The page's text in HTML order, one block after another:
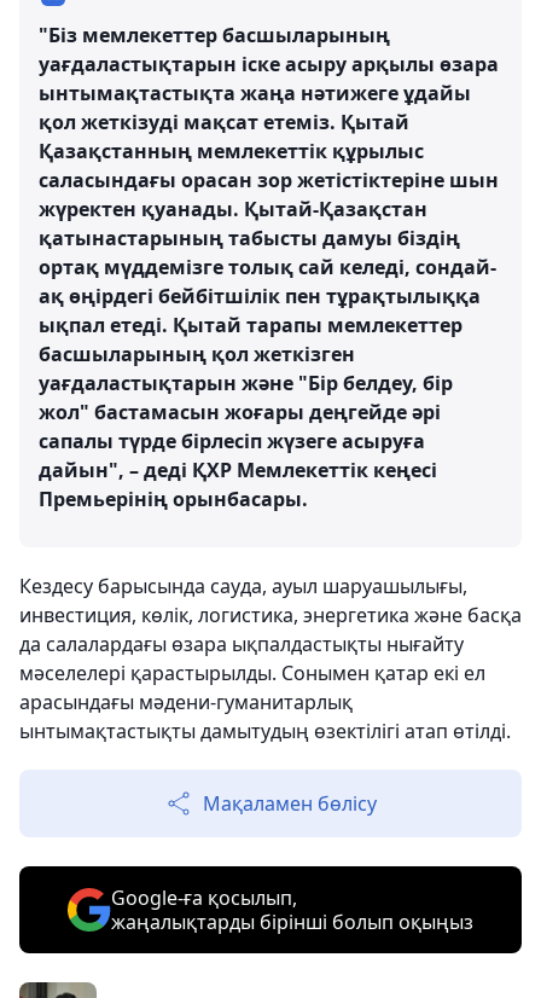
"Біз мемлекеттер басшыларының
уағдаластықтарын іске асыру арқылы өзара
ынтымақтастықта жаңа нәтижеге ұдайы
қол жеткізуді мақсат етеміз. Қытай
Қазақстанның мемлекеттік құрылыс
саласындағы орасан зор жетістіктеріне шын
жүректен қуанады. Қытай-Қазақстан
қатынастарының табысты дамуы біздің
ортақ мүддемізге толық сай келеді, сондай-
ақ өңірдегі бейбітшілік пен тұрақтылыққа
ықпал етеді. Қытай тарапы мемлекеттер
басшыларының қол жеткізген
уағдаластықтарын және "Бір белдеу, бір
жол" бастамасын жоғары деңгейде әрі
сапалы түрде бірлесіп жүзеге асыруға
дайын", – деді ҚХР Мемлекеттік кеңесі
Премьерінің орынбасары.
Кездесу барысында сауда, ауыл шаруашылығы,
инвестиция, көлік, логистика, энергетика және басқа
да салалардағы өзара ықпалдастықты нығайту
мәселелері қарастырылды. Сонымен қатар екі ел
арасындағы мәдени-гуманитарлық
ынтымақтастықты дамытудың өзектілігі атап өтілді.
Мақаламен бөлісу
Google-ға қосылып,
жаңалықтарды бірінші болып оқыңыз